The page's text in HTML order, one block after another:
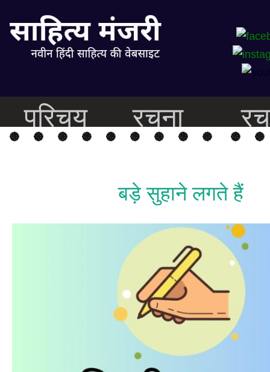
परिचय रचना
बड़े सुहाने लगते हैं